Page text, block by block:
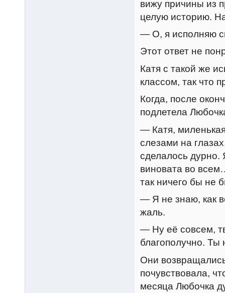
вижу причины из
целую историю.
— О, я исполняю
Этот ответ не
Катя с такой же
классом, так что
Когда, после
подлетела
— Катя,
слезами на
сделалось дурно.
виновата во
так ничего бы не
— Я не знаю, как
жаль.
— Ну её совсем,
благополучно. Ты
Они
почувствовала,
месяца Любочка